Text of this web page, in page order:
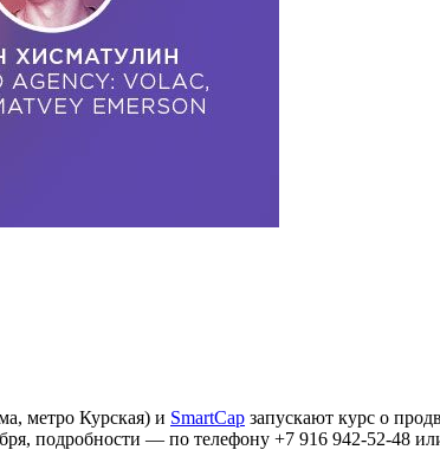
метро Курская) и SmartCap запускают курс о
подробности — по телефону +7 916 942-52-48